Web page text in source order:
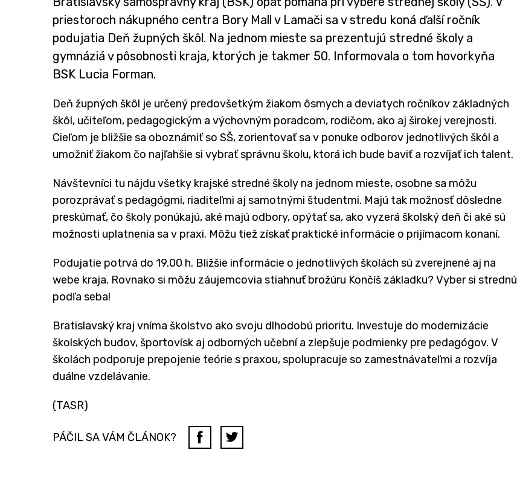
priestoroch nákupného centra Bory Mall v Lamači sa v stredu koná ďalší ročník
podujatia Deň župných škôl. Na jednom mieste sa prezentujú stredné školy a
gymnáziá v pôsobnosti kraja, ktorých je takmer 50. Informovala o tom hovorkyňa
BSK Lucia Forman.
Deň župných škôl je určený predovšetkým žiakom ôsmych a deviatych ročníkov základných
škôl, učiteľom, pedagogickým a výchovným poradcom, rodičom, ako aj širokej verejnosti.
Cieľom je bližšie sa oboznámiť so SŠ, zorientovať sa v ponuke odborov jednotlivých škôl a
umožniť žiakom čo najľahšie si vybrať správnu školu, ktorá ich bude baviť a rozvíjať ich talent.
Návštevníci tu nájdu všetky krajské stredné školy na jednom mieste, osobne sa môžu
porozprávať s pedagógmi, riaditeľmi aj samotnými študentmi. Majú tak možnosť dôsledne
preskúmať, čo školy ponúkajú, aké majú odbory, opýtať sa, ako vyzerá školský deň či aké sú
možnosti uplatnenia sa v praxi. Môžu tiež získať praktické informácie o prijímacom konaní.
Podujatie potrvá do 19.00 h. Bližšie informácie o jednotlivých školách sú zverejnené aj na
webe kraja. Rovnako si môžu záujemcovia stiahnuť brožúru Končíš základku? Vyber si strednú
podľa seba!
Bratislavský kraj vníma školstvo ako svoju dlhodobú prioritu. Investuje do modernizácie
školských budov, športovísk aj odborných učební a zlepšuje podmienky pre pedagógov. V
školách podporuje prepojenie teórie s praxou, spolupracuje so zamestnávateľmi a rozvíja
duálne vzdelávanie.
(TASR)
PÁČIL SA VÁM ČLÁNOK?